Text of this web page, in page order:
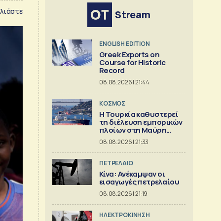
Stream
ENGLISH EDITION
Greek Exports on
Course for Historic
Record
08.08.2026 | 21:44
ΚΟΣΜΟΣ
Η Τουρκία καθυστερεί
τη διέλευση εμπορικών
πλοίων στη Μαύρη
Θάλασσα
08.08.2026 | 21:33
ΠΕΤΡΕΛΑΙΟ
Κίνα: Ανέκαμψαν οι
εισαγωγές πετρελαίου
08.08.2026 | 21:19
ΗΛΕΚΤΡΟΚΙΝΗΣΗ